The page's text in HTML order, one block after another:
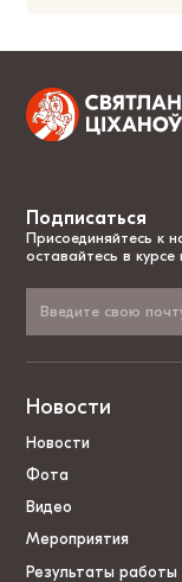
Подписаться
Присоединяйтесь к
оставайтесь в
Новости
Новости
Фота
Видео
Мероприятия
Результаты работы